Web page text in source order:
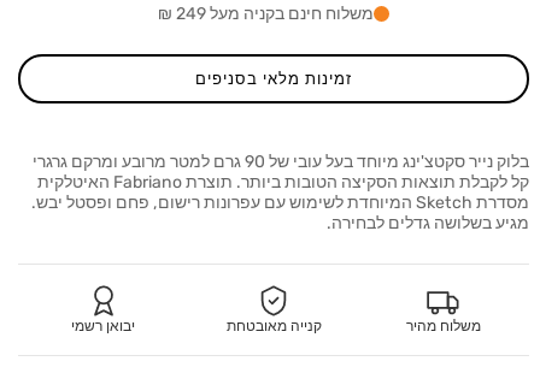
משלוח חינם בקניה מעל 249 ₪
זמינות מלאי בסניפים
בלוק נייר סקטצ'ינג מיוחד בעל עובי של 90 גרם למטר מרובע ומרקם גרגרי
קל לקבלת תוצאות הסקיצה הטובות ביותר. תוצרת Fabriano האיטלקית
מסדרת Sketch המיוחדת לשימוש עם עפרונות רישום, פחם ופסטל יבש.
מגיע בשלושה גדלים לבחירה.
משלוח מהיר קנייה מאובטחת יבואן רשמי